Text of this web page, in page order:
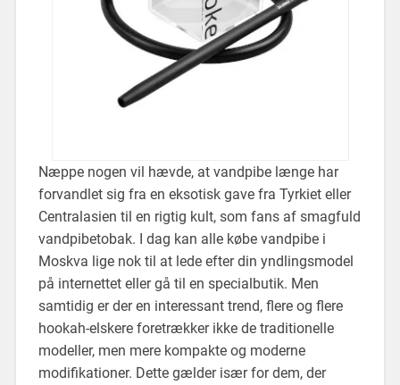
Næppe nogen vil hævde, at vandpibe længe har
forvandlet sig fra en eksotisk gave fra Tyrkiet eller
Centralasien til en rigtig kult, som fans af smagfuld
vandpibetobak. I dag kan alle købe vandpibe i
Moskva lige nok til at lede efter din yndlingsmodel
på internettet eller gå til en specialbutik. Men
samtidig er der en interessant trend, flere og flere
hookah-elskere foretrækker ikke de traditionelle
modeller, men mere kompakte og moderne
modifikationer. Dette gælder især for dem, der